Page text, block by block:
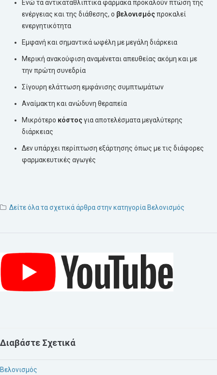
Ενώ τα αντικαταθλιπτικά φάρμακα προκαλούν πτώση της
ενέργειας και της διάθεσης, ο βελονισμόςπροκαλεί
ενεργητικότητα
Εμφανή και σημαντικά ωφέλη με μεγάλη διάρκεια
Μερική ανακούφιση αναμένεται απευθείας ακόμη και με
την πρώτη συνεδρία
Σίγουρη ελάττωση εμφάνισης συμπτωμάτων
Αναίμακτη και ανώδυνη θεραπεία
Μικρότερο κόστοςγια αποτελέσματα μεγαλύτερης
διάρκειας
Δεν υπάρχει περίπτωση εξάρτησης όπως με τις διάφορες
φαρμακευτικές αγωγές
Δείτε όλα τα σχετικά άρθρα στην κατηγορία Βελονισμός
Διαβάστε Σχετικά
Βελονισμός